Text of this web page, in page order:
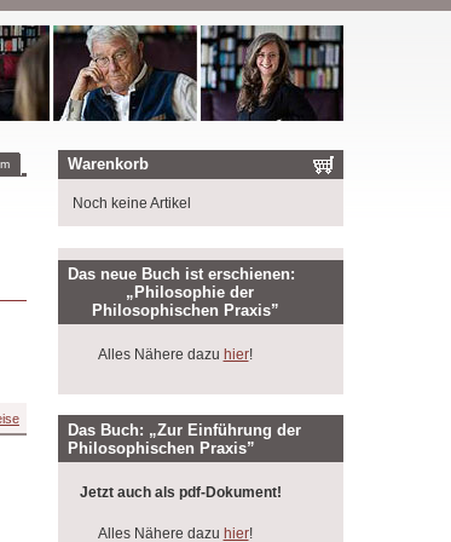
Warenkorb
Noch keine Artikel
Das neue Buch ist erschienen:
„Philosophie der
Philosophischen Praxis”
Alles Nähere dazu hier!
Das Buch: „Zur Einführung der
Philosophischen Praxis”
Jetzt auch als pdf-Dokument!
Alles Nähere dazu hier!